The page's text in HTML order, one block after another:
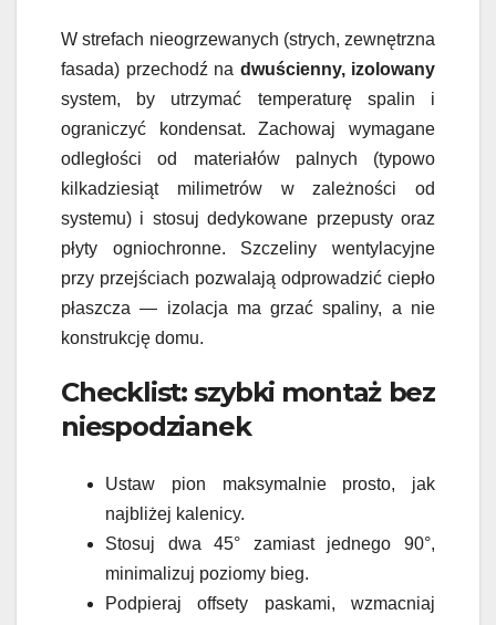
W strefach nieogrzewanych (strych, zewnętrzna
fasada) przechodź na dwuścienny, izolowany
system, by utrzymać temperaturę spalin i
ograniczyć kondensat. Zachowaj wymagane
odległości od materiałów palnych (typowo
kilkadziesiąt milimetrów w zależności od
systemu) i stosuj dedykowane przepusty oraz
płyty ogniochronne. Szczeliny wentylacyjne
przy przejściach pozwalają odprowadzić ciepło
płaszcza — izolacja ma grzać spaliny, a nie
konstrukcję domu.
Checklist: szybki montaż bez
niespodzianek
Ustaw pion maksymalnie prosto, jak
najbliżej kalenicy.
Stosuj dwa 45° zamiast jednego 90°,
minimalizuj poziomy bieg.
Podpieraj offsety paskami, wzmacniaj